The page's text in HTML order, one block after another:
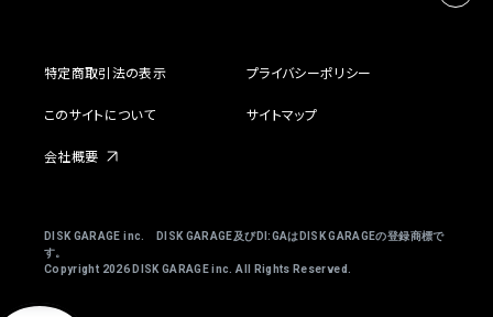
特定商取引法の表示 プライバシーポリシー
このサイトについて サイトマップ
会社概要
DISK GARAGE inc. DISK GARAGE及びDI:GAはDISK GARAGEの登録商標で
す。
Copyright 2026 DISK GARAGE inc. All Rights Reserved.